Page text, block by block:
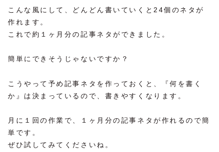
こんな風にして、どんどん書いていくと24個のネタが
作れます。
これで約１ヶ月分の記事ネタができました。
簡単にできそうじゃないですか？
こうやって予め記事ネタを作っておくと、『何を書く
か』は決まっているので、書きやすくなります。
月に１回の作業で、１ヶ月分の記事ネタが作れるので簡
単です。
ぜひ試してみてくださいね。